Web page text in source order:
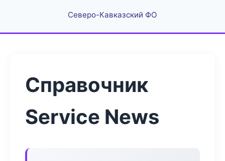
Северо-Кавказский ФО
Справочник
Service News